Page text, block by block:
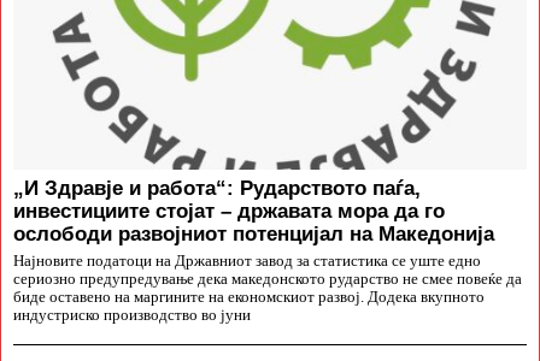
„И Здравје и работа“: Рударството паѓа,
инвестициите стојат – државата мора да го
ослободи развојниот потенцијал на Македонија
Најновите податоци на Државниот завод за статистика се уште едно
сериозно предупредување дека македонското рударство не смее повеќе да
биде оставено на маргините на економскиот развој. Додека вкупното
индустриско производство во јуни